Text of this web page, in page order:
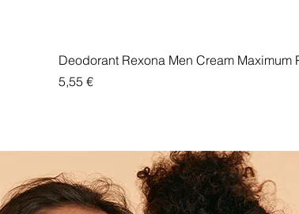
Deodorant Rexona Men Cream Maximum
Price
5,55 €